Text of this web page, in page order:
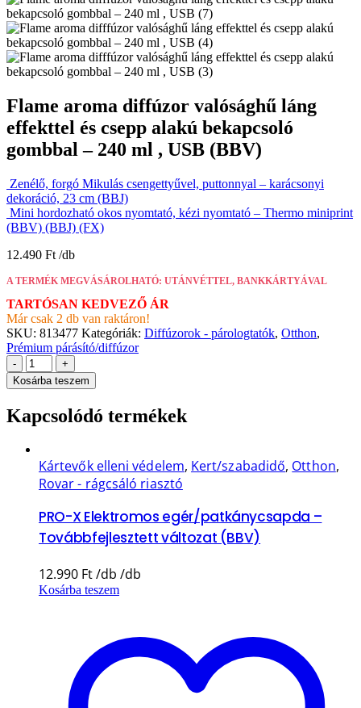
Flame aroma diffúzor valósághű láng
effekttel és csepp alakú bekapcsoló
gombbal – 240 ml , USB (BBV)
Zenélő, forgó Mikulás csengettyűvel, puttonnyal – karácsonyi
dekoráció, 23 cm (BBJ)
Mini hordozható okos nyomtató, kézi nyomtató – Thermo miniprint
(BBV) (BBJ) (FX)
12.490 Ft
A TERMÉK MEGVÁSÁROLHATÓ: UTÁNVÉTTEL, BANKKÁRTYÁVAL
TARTÓSAN KEDVEZŐ ÁR
Már csak 2 db van raktáron!
SKU: 813477 Kategóriák: Diffúzorok - párologtatók, Otthon,
Prémium párásító/diffúzor
-
+
Kosárba teszem
Kapcsolódó termékek
Kártevők elleni védelem, Kert/szabadidő, Otthon,
Rovar - rágcsáló riasztó
PRO-X Elektromos egér/patkánycsapda –
Továbbfejlesztett változat (BBV)
12.990 Ft
Kosárba teszem